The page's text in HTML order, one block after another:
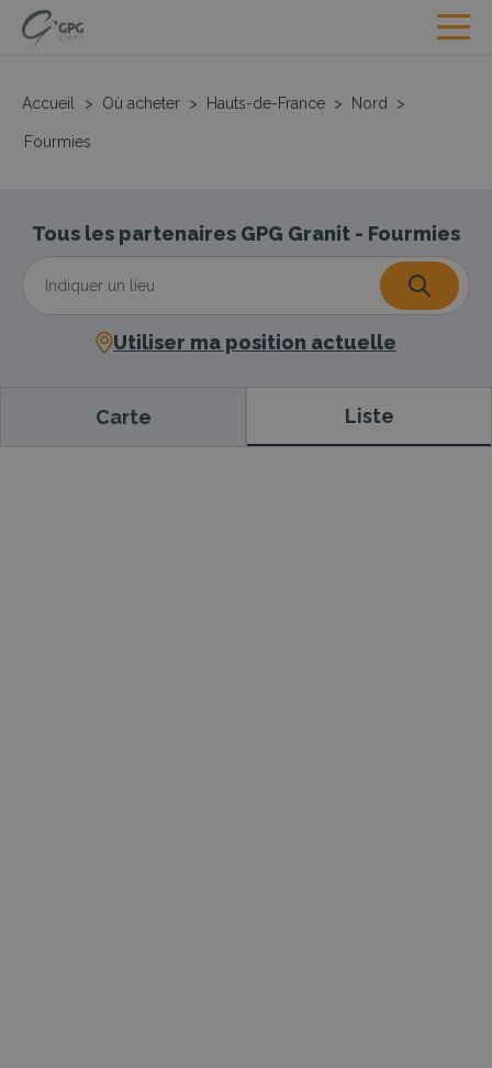
Accueil > Où acheter > Hauts-de-France > Nord >
Fourmies
Tous les partenaires GPG Granit - Fourmies
Utiliser ma position actuelle
Carte Liste